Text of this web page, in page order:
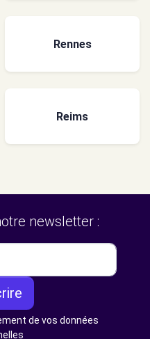
Rennes
Reims
newsletter :
de vos données